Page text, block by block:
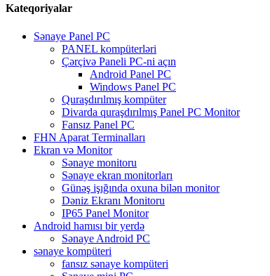
Kateqoriyalar
Sənaye Panel PC
PANEL kompüterləri
Çərçivə Paneli PC-ni açın
Android Panel PC
Windows Panel PC
Quraşdırılmış kompüter
Divarda quraşdırılmış Panel PC Monitor
Fansız Panel PC
FHN Aparat Terminalları
Ekran və Monitor
Sənaye monitoru
Sənaye ekran monitorları
Günəş işığında oxuna bilən monitor
Dəniz Ekranı Monitoru
IP65 Panel Monitor
Android hamısı bir yerdə
Sənaye Android PC
sənaye kompüteri
fansız sənaye kompüteri